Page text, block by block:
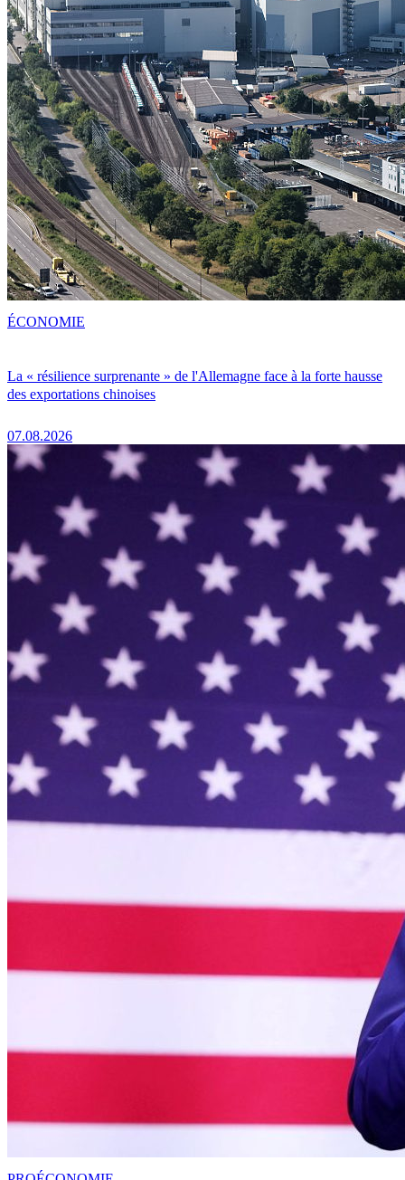
La « résilience surprenante » de l'Allemagne face à la forte hausse
des exportations chinoises
07.08.2026
ÉCONOMIE